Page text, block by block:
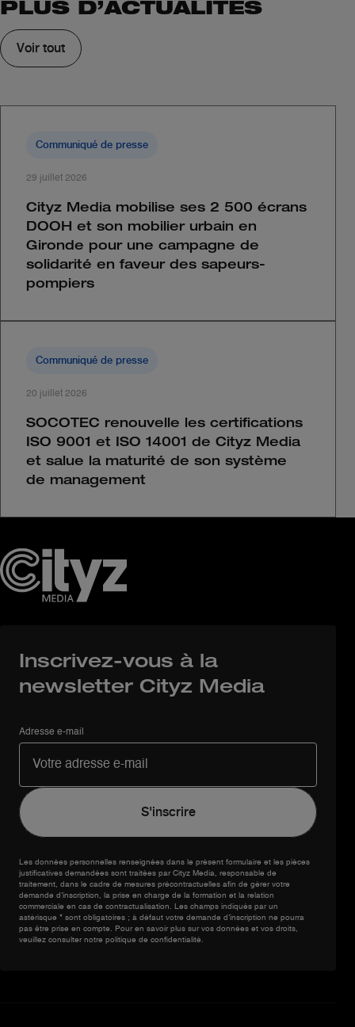
PLUS D’ACTUALITÉS
Voir tout
Communiqué de presse
29 juillet 2026
Cityz Media mobilise ses 2 500 écrans
DOOH et son mobilier urbain en
Gironde pour une campagne de
solidarité en faveur des sapeurs-
pompiers
Communiqué de presse
20 juillet 2026
SOCOTEC renouvelle les certifications
ISO 9001 et ISO 14001 de Cityz Media
et salue la maturité de son système
de management
Inscrivez-vous à la
newsletter Cityz Media
Adresse e-mail
Les données personnelles renseignées dans le présent formulaire et les pièces
justificatives demandées sont traitées par Cityz Media, responsable de
traitement, dans le cadre de mesures précontractuelles afin de gérer votre
demande d’inscription, la prise en charge de la formation et la relation
commerciale en cas de contractualisation. Les champs indiqués par un
astérisque * sont obligatoires ; à défaut votre demande d’inscription ne pourra
pas être prise en compte. Pour en savoir plus sur vos données et vos droits,
veuillez consulter notre politique de confidentialité.